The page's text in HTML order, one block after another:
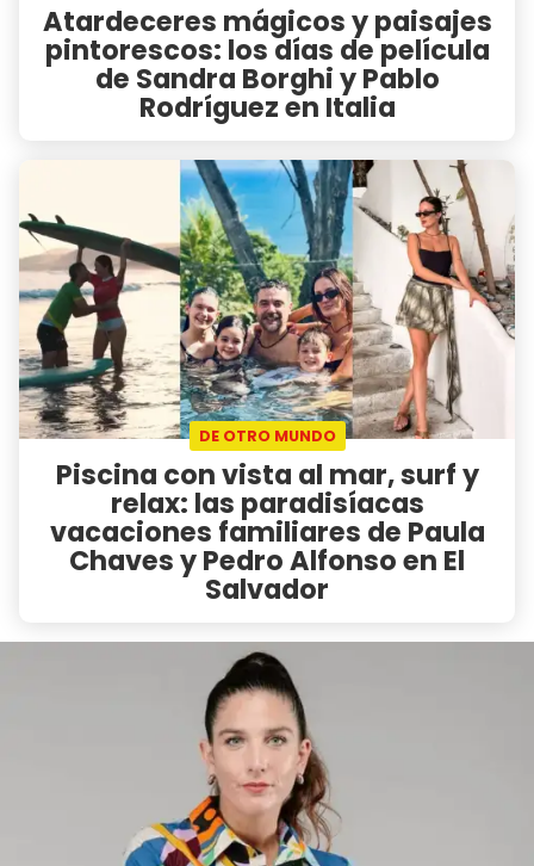
Atardeceres mágicos y paisajes
pintorescos: los días de película
de Sandra Borghi y Pablo
Rodríguez en Italia
DE OTRO MUNDO
Piscina con vista al mar, surf y
relax: las paradisíacas
vacaciones familiares de Paula
Chaves y Pedro Alfonso en El
Salvador